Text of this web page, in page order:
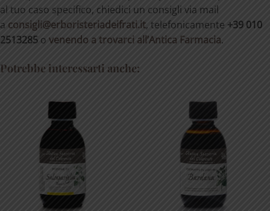
al tuo caso specifico, chiedici un consigli via mail
a consigli@erboristeriadeifrati.it, telefonicamente +39 010
2513285 o venendo a trovarci all’Antica Farmacia.
Potrebbe interessarti anche: